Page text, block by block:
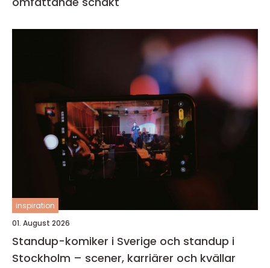
inspiration
01. August 2026
Standup-komiker i Sverige och standup i
Stockholm – scener, karriärer och kvällar